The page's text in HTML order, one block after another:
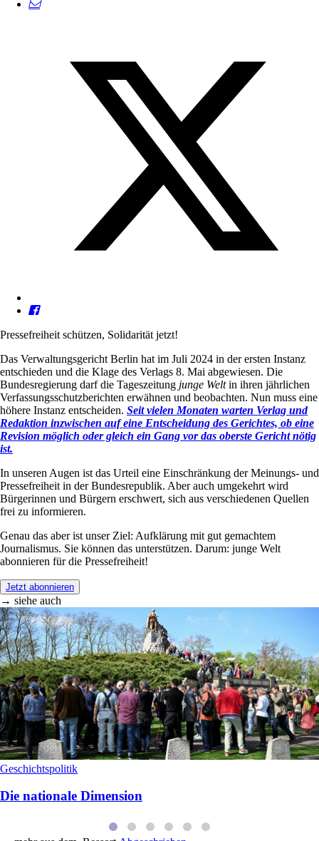
Pressefreiheit schützen, Solidarität jetzt!
Das Verwaltungsgericht Berlin hat im Juli 2024 in der ersten Instanz
entschieden und die Klage des Verlags 8. Mai abgewiesen. Die
Bundesregierung darf die Tageszeitung junge Weltin ihren jährlichen
Verfassungsschutzberichten erwähnen und beobachten. Nun muss eine
höhere Instanz entscheiden. Seit vielen Monaten warten Verlag und
Redaktion inzwischen auf eine Entscheidung des Gerichtes, ob eine
Revision möglich oder gleich ein Gang vor das oberste Gericht nötig
ist.
In unseren Augen ist das Urteil eine Einschränkung der Meinungs- und
Pressefreiheit in der Bundesrepublik. Aber auch umgekehrt wird
Bürgerinnen und Bürgern erschwert, sich aus verschiedenen Quellen
frei zu informieren.
Genau das aber ist unser Ziel: Aufklärung mit gut gemachtem
Journalismus. Sie können das unterstützen. Darum: junge Welt
abonnieren für die Pressefreiheit!
Jetzt abonnieren
→ siehe auch
Geschichtspolitik
Die nationale Dimension